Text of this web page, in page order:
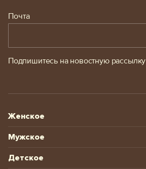
Почта
Подпишитесь на новостную рассылку
Женское
Мужское
Детское